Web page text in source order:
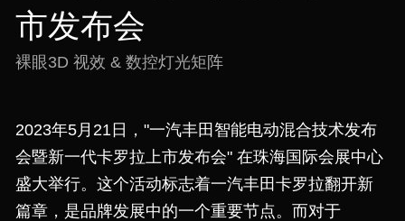
English
市发布会
裸眼3D 视效 & 数控灯光矩阵
2023年5月21日，"一汽丰田智能电动混合技术发布
会暨新一代卡罗拉上市发布会" 在珠海国际会展中心
盛大举行。这个活动标志着一汽丰田卡罗拉翻开新
篇章，是品牌发展中的一个重要节点。而对于